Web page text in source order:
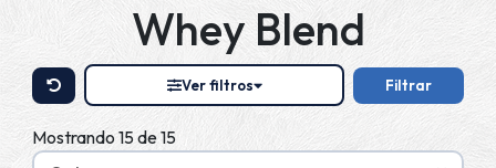
Whey Blend
Ver filtros Filtrar
Mostrando 15 de 15